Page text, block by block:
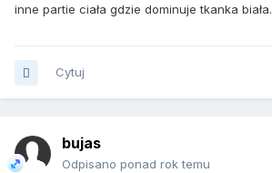
inne partie ciała gdzie dominuje tkanka biała.
Cytuj
bujas
Odpisano ponad rok temu